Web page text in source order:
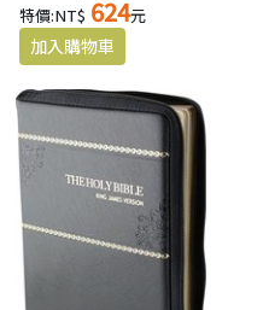
特價:NT$ 624元